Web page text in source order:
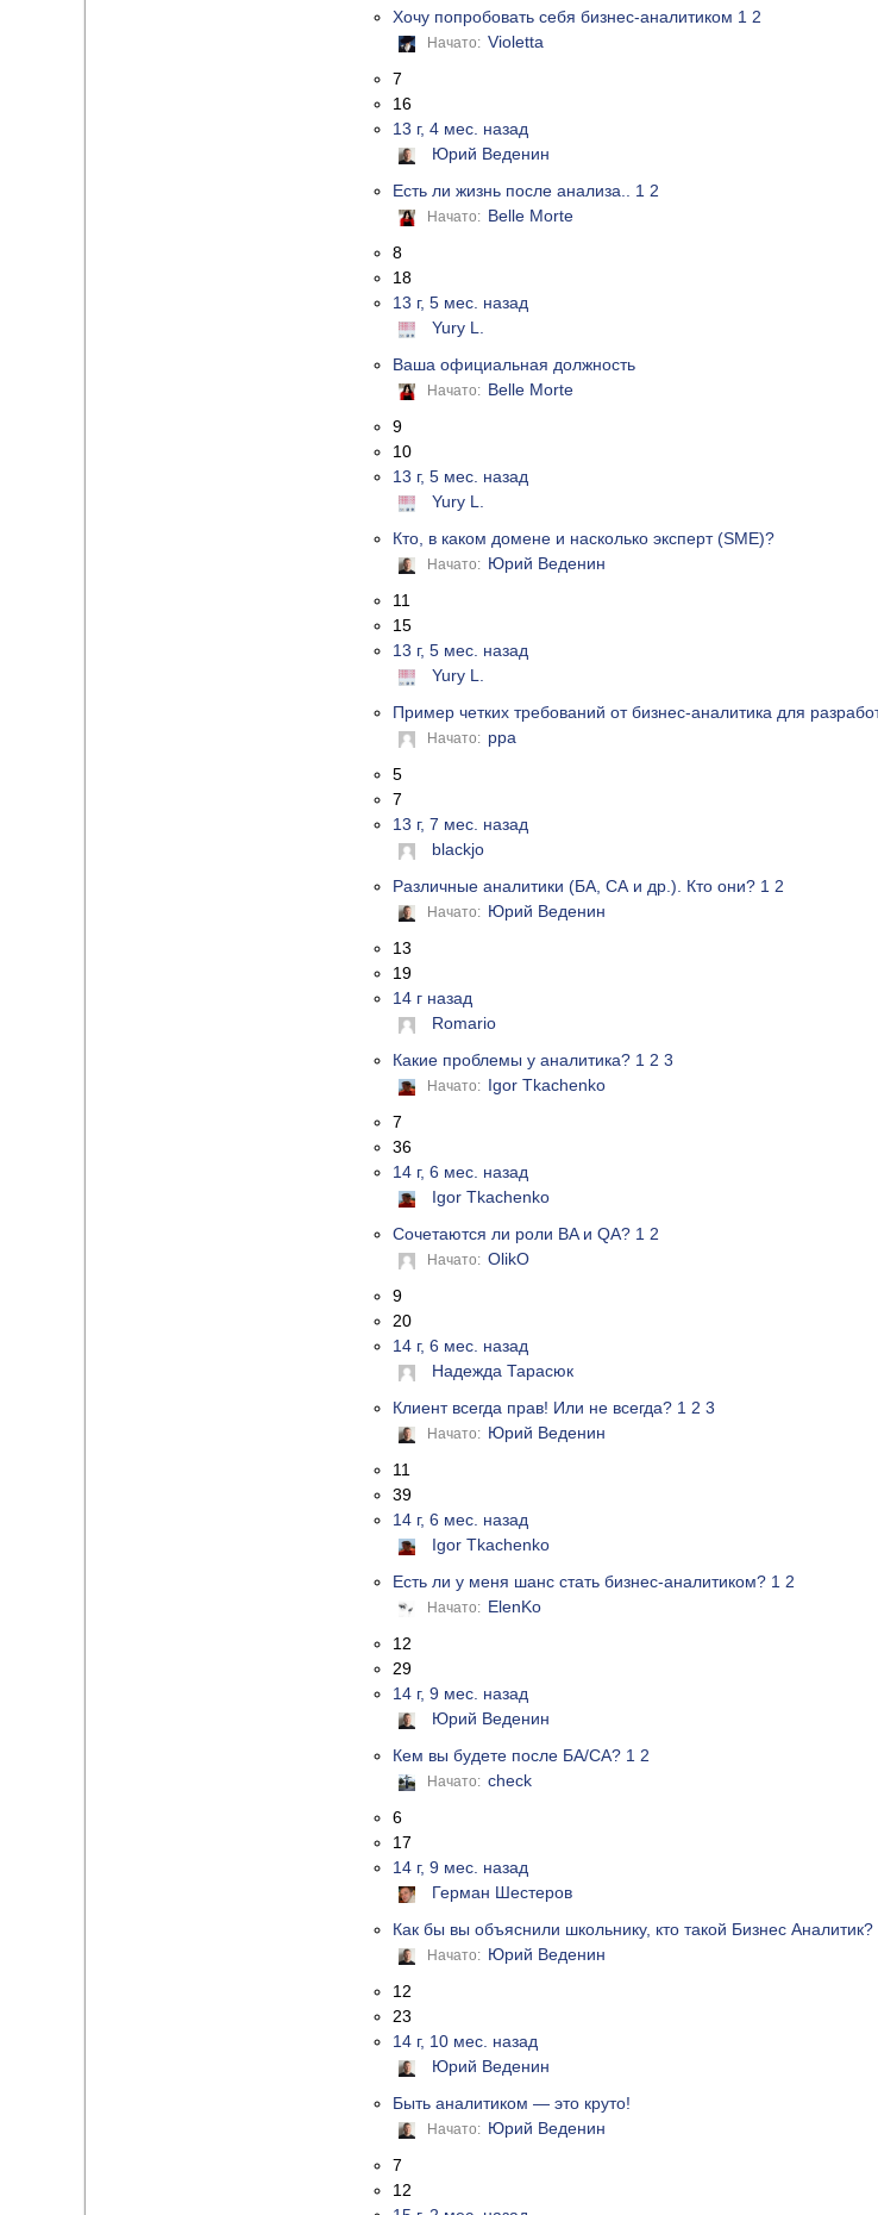
Хочу попробовать себя бизнес-аналитиком 1 2
Начато: Violetta
7
16
13 г, 4 мес. назад
Юрий Веденин
Есть ли жизнь после анализа.. 1 2
Начато: Belle Morte
8
18
13 г, 5 мес. назад
Yury L.
Ваша официальная должность
Начато: Belle Morte
9
10
13 г, 5 мес. назад
Yury L.
Кто, в каком домене и насколько эксперт (SME)?
Начато: Юрий Веденин
11
15
13 г, 5 мес. назад
Yury L.
Пример четких требований от бизнес-аналитика для
Начато: ppa
5
7
13 г, 7 мес. назад
blackjo
Различные аналитики (БА, СА и др.). Кто они? 1 2
Начато: Юрий Веденин
13
19
14 г назад
Romario
Какие проблемы у аналитика? 1 2 3
Начато: Igor Tkachenko
7
36
14 г, 6 мес. назад
Igor Tkachenko
Сочетаются ли роли BA и QA? 1 2
Начато: OlikO
9
20
14 г, 6 мес. назад
Надежда Тарасюк
Клиент всегда прав! Или не всегда? 1 2 3
Начато: Юрий Веденин
11
39
14 г, 6 мес. назад
Igor Tkachenko
Есть ли у меня шанс стать бизнес-аналитиком? 1 2
Начато: ElenKo
12
29
14 г, 9 мес. назад
Юрий Веденин
Кем вы будете после БА/СА? 1 2
Начато: check
6
17
14 г, 9 мес. назад
Герман Шестеров
Как бы вы объяснили школьнику, кто такой Бизнес Аналитик?
Начато: Юрий Веденин
12
23
14 г, 10 мес. назад
Юрий Веденин
Быть аналитиком — это круто!
Начато: Юрий Веденин
7
12